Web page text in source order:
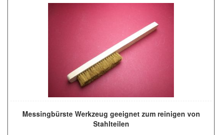
Messingbürste Werkzeug geeignet zum reinigen von
Stahlteilen